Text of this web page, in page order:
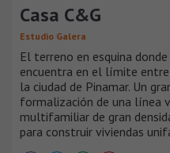
Casa C&G
Estudio Galera
El terreno en esquina
encuentra en el límite
la ciudad de Pinamar. Un
formalización de una línea
multifamiliar de gran
para construir viviendas